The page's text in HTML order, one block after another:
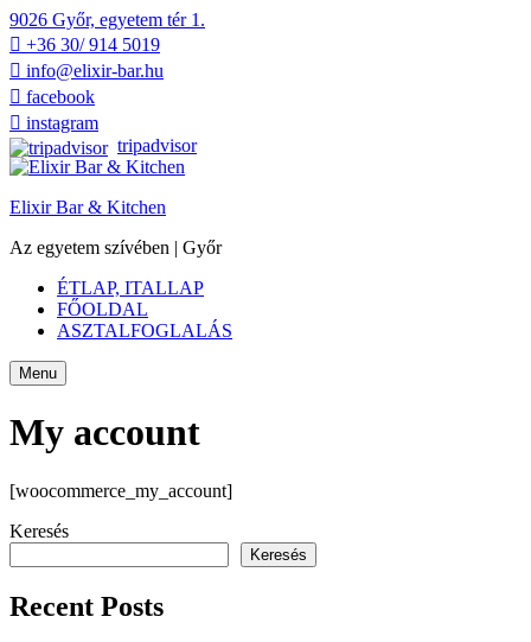
9026 Győr, egyetem tér 1.
+36 30/ 914 5019
info@elixir-bar.hu
facebook
instagram
tripadvisor
Elixir Bar & Kitchen
Az egyetem szívében | Győr
ÉTLAP, ITALLAP
FŐOLDAL
ASZTALFOGLALÁS
Menu
My account
[woocommerce_my_account]
Keresés
Keresés
Recent Posts